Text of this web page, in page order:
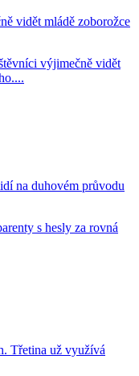
vidět mládě zoborožce
výjimečně vidět
na duhovém průvodu
s hesly za rovná
Třetina už využívá